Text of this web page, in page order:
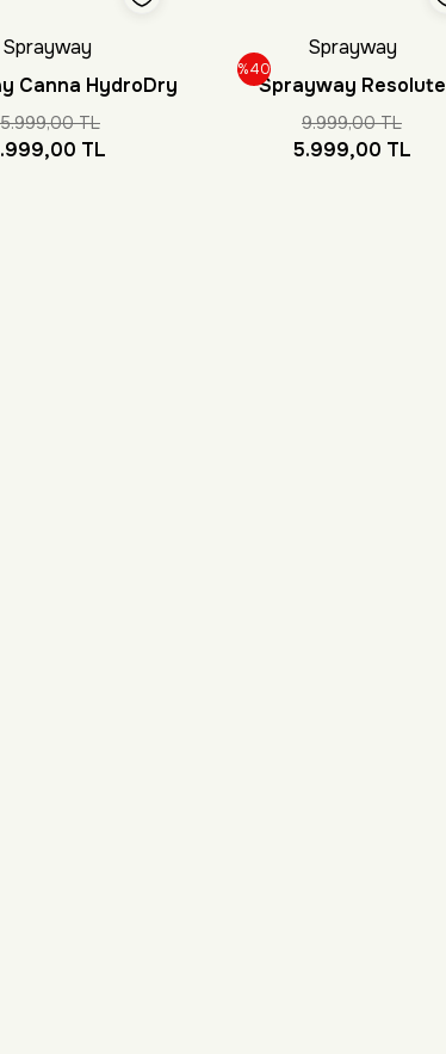
Sprayway
Canna HydroDry
Erkek Bot
TL
TL
%40
Sprayway
Sprayway Resolute
HydroDry Erkek Bot
9.999,00 TL
5.999,00 TL